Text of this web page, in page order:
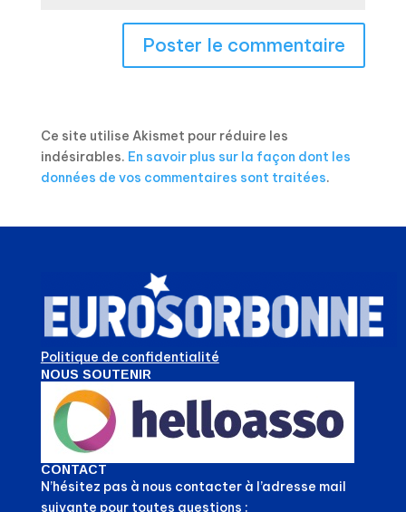
Ce site utilise Akismet pour réduire les
indésirables. En savoir plus sur la façon dont les
données de vos commentaires sont traitées.
Politique de confidentialité
NOUS SOUTENIR
CONTACT
N’hésitez pas à nous contacter à l’adresse mail
suivante pour toutes questions :